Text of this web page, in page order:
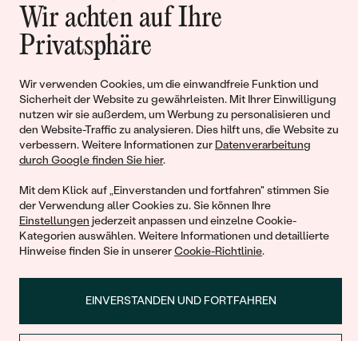
Wir achten auf Ihre
Privatsphäre
Wir verwenden Cookies, um die einwandfreie Funktion und
Sicherheit der Website zu gewährleisten. Mit Ihrer Einwilligung
nutzen wir sie außerdem, um Werbung zu personalisieren und
den Website-Traffic zu analysieren. Dies hilft uns, die Website zu
verbessern. Weitere Informationen zur Datenverarbeitung
durch Google finden Sie hier.
Mit dem Klick auf „Einverstanden und fortfahren" stimmen Sie
der Verwendung aller Cookies zu. Sie können Ihre
Einstellungen jederzeit anpassen und einzelne Cookie-
Kategorien auswählen. Weitere Informationen und detaillierte
Hinweise finden Sie in unsererCookie-Richtlinie.
EINVERSTANDEN UND FORTFAHREN
Geschichten von Schönheit und
Liebe
Begleiten Sie uns!
© 2011 - 2026, Eppi.de